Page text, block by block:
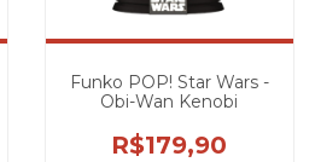
Funko POP! Star Wars -
Obi-Wan Kenobi
R$179,90